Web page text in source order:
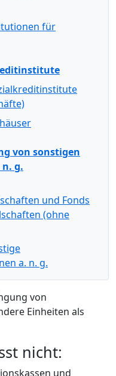
für
von sonstigen
g.
und Fonds
(ohne
a. n. g.
von
Einheiten als
nicht:
und